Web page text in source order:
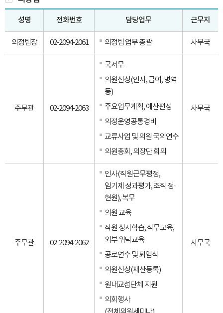
성명 전화번호 담당업무 근무지
의정팀장 02-2094-2061 의정팀 업무 총괄 사무국
주무관 02-2094-2063
국서무
의원신상(인사, 급여, 병역
등)
주요업무계획, 예산편성
의정운영공통경비
교류사업 및 의원 국외연수
의원총회, 의장단 회의
사무국
주무관 02-2094-2062
인사(직원근무평정,
임기제 성과평가, 조직 정·
현원), 복무
의원 교육
직원 상시학습, 직무교육,
외부 위탁교육
공로연수 및 퇴임식
의원신상(재산등록)
원내교섭단체 지원
의회행사
사무국